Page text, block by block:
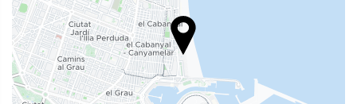
בית קפה באתר